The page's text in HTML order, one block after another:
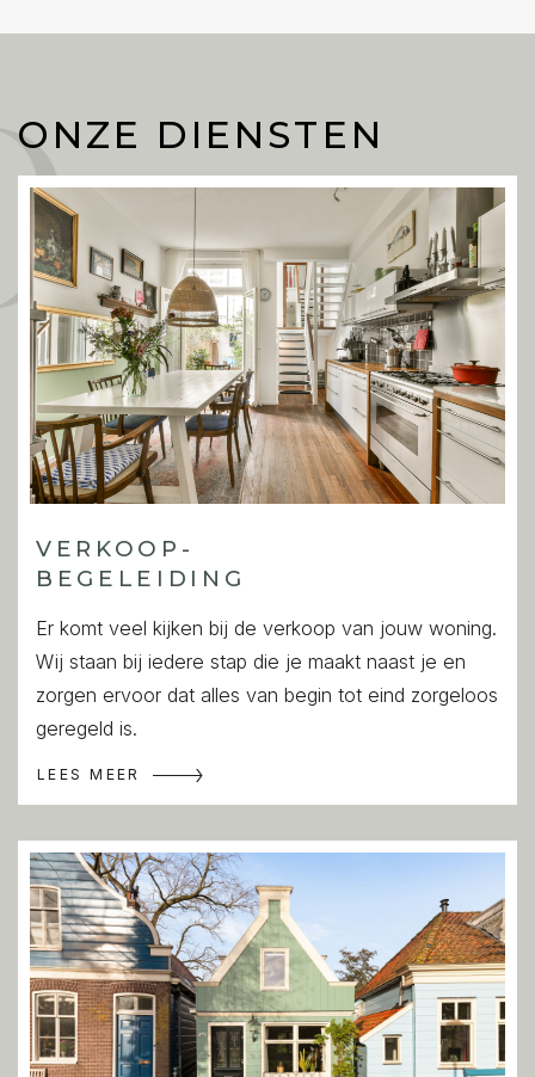
ONZE DIENSTEN
VERKOOP-
BEGELEIDING
Er komt veel kijken bij de verkoop van jouw woning.
Wij staan bij iedere stap die je maakt naast je en
zorgen ervoor dat alles van begin tot eind zorgeloos
geregeld is.
LEES MEER